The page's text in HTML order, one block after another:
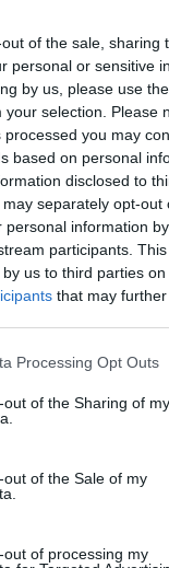
of the sale, sharing
personal or sensitive
by us, please use
your selection. Please
you may
based on personal
disclosed to
separately opt-out
personal information
participants.
us to third parties on
that may
website/app uses
visit or usage
to Google and its
specified
Processing Opt Outs
out of the Sharing of my
out of the Sale of my
out of processing my
2010/05/19/
Szilárd
fog.
de nagyon
abból áll,
törvényéről
dobásnak,